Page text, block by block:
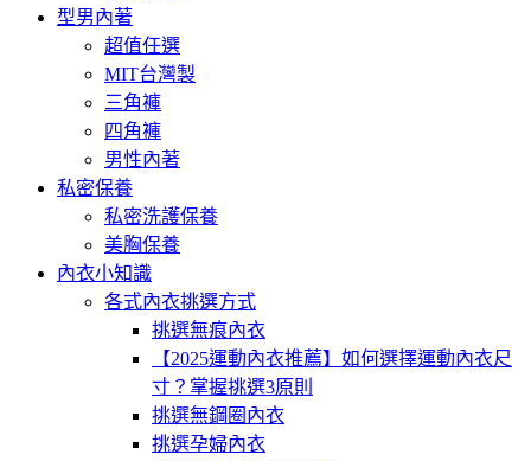
型男內著
超值任選
MIT台灣製
三角褲
四角褲
男性內著
私密保養
私密洗護保養
美胸保養
內衣小知識
各式內衣挑選方式
挑選無痕內衣
【2025運動內衣推薦】如何選擇運動內衣尺
寸？掌握挑選3原則
挑選無鋼圈內衣
挑選孕婦內衣